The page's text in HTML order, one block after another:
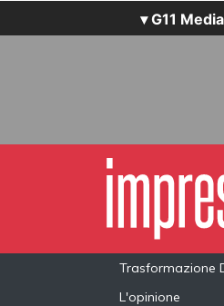
▾ G11
Trasformazione
L'opinione